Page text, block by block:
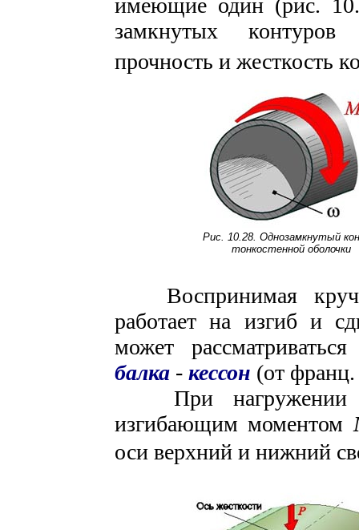
имеющие один (рис.
замкнутых
прочность и жесткость
Рис. 10.28. Однозамкнутый
тонкостенной оболочки
Воспринимая
работает на изгиб и
может
балка - кессон (от
При нагружении
изгибающим моментом
оси верхний и нижний